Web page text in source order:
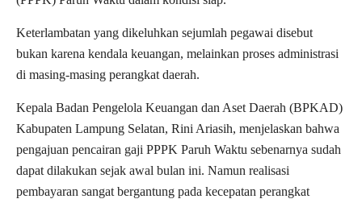
Keterlambatan yang dikeluhkan sejumlah pegawai disebut
bukan karena kendala keuangan, melainkan proses administrasi
di masing-masing perangkat daerah.
Kepala Badan Pengelola Keuangan dan Aset Daerah (BPKAD)
Kabupaten Lampung Selatan, Rini Ariasih, menjelaskan bahwa
pengajuan pencairan gaji PPPK Paruh Waktu sebenarnya sudah
dapat dilakukan sejak awal bulan ini. Namun realisasi
pembayaran sangat bergantung pada kecepatan perangkat